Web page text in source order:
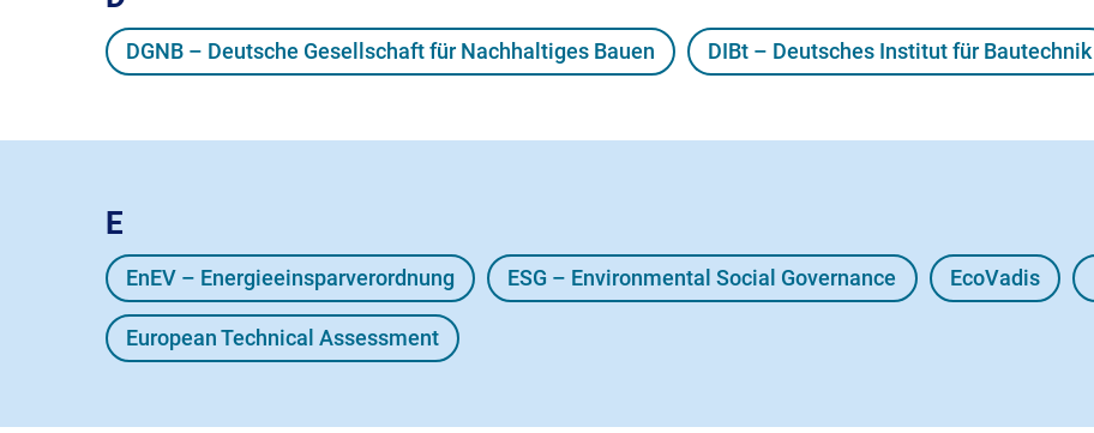
DGNB – Deutsche Gesellschaft für Nachhaltiges Bauen DIBt – Deutsches Institut für Bautechnik
E
EnEV – Energieeinsparverordnung ESG – Environmental Social Governance EcoVadis
European Technical Assessment